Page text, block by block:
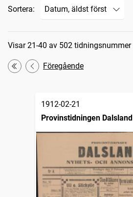
Sortera:
Sökresultat
Visar 21-40 av 502 tidningsnummer
Första
Föregående
1912-02-21
Provinstidningen Dalsland